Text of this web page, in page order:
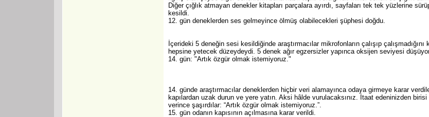
Diğer çığlık atmayan denekler kitapları parçalara ayırdı, sayfaları tek tek yüzlerine
kesildi.
12. gün deneklerden ses gelmeyince ölmüş olabilecekleri şüphesi doğdu.
İçerideki 5 deneğin sesi kesildiğinde araştırmacılar mikrofonların çalışıp
hepsine yetecek düzeydeydi. 5 denek ağır egzersizler yapınca oksijen seviyesi
14. gün: "Artık özgür olmak istemiyoruz."
14. günde araştırmacılar deneklerden hiçbir veri alamayınca odaya girmeye karar
kapılardan uzak durun ve yere yatın. Aksi hâlde vurulacaksınız. İtaat edeninizden
verince şaşırdılar: “Artık özgür olmak istemiyoruz.”.
15. gün odanın kapısının açılmasına karar verildi.